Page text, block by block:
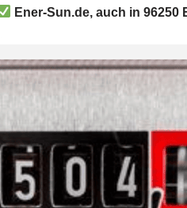
Ener-Sun.de, auch in 96250